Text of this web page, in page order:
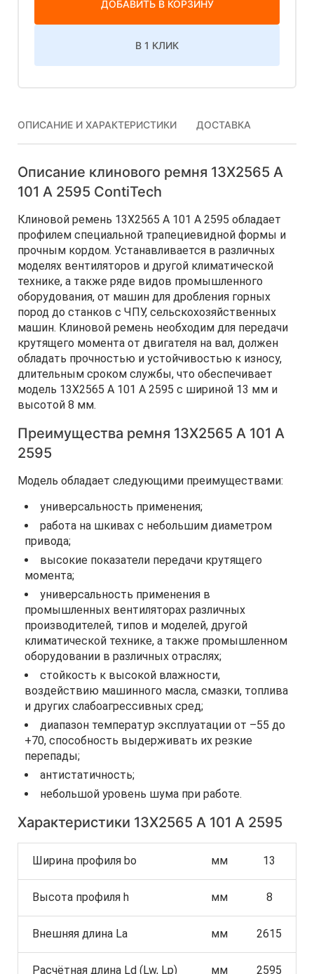
ДОБАВИТЬ В КОРЗИНУ
В 1 КЛИК
ОПИСАНИЕ И ХАРАКТЕРИСТИКИ ДОСТАВКА
Описание клинового ремня 13Х2565 A
101 А 2595 ContiTech
Клиновой ремень 13Х2565 A 101 А 2595 обладает
профилем специальной трапециевидной формы и
прочным кордом. Устанавливается в различных
моделях вентиляторов и другой климатической
технике, а также ряде видов промышленного
оборудования, от машин для дробления горных
пород до станков с ЧПУ, сельскохозяйственных
машин. Клиновой ремень необходим для передачи
крутящего момента от двигателя на вал, должен
обладать прочностью и устойчивостью к износу,
длительным сроком службы, что обеспечивает
модель 13Х2565 A 101 А 2595 с шириной 13 мм и
высотой 8 мм.
Преимущества ремня 13Х2565 A 101 А
2595
Модель обладает следующими преимуществами:
универсальность применения;
работа на шкивах с небольшим диаметром
привода;
высокие показатели передачи крутящего
момента;
универсальность применения в
промышленных вентиляторах различных
производителей, типов и моделей, другой
климатической технике, а также промышленном
оборудовании в различных отраслях;
стойкость к высокой влажности,
воздействию машинного масла, смазки, топлива
и других слабоагрессивных сред;
диапазон температур эксплуатации от –55 до
+70, способность выдерживать их резкие
перепады;
антистатичность;
небольшой уровень шума при работе.
Характеристики 13Х2565 A 101 А 2595
Ширина профиля bo мм 13
Высота профиля h мм 8
Внешняя длина La мм 2615
Расчётная длина Ld (Lw, Lp) мм 2595